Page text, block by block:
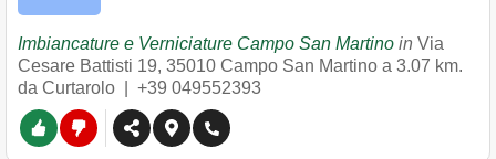
Imbiancature e Verniciature Campo San Martino in Via
Cesare Battisti 19, 35010 Campo San Martino a 3.07 km.
da Curtarolo | +39 049552393